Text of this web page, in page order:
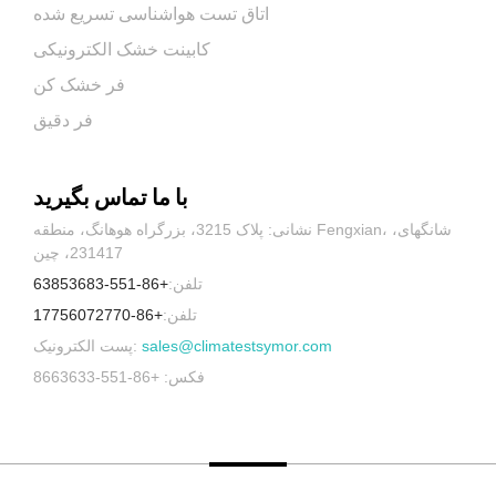
اتاق تست هواشناسی تسریع شده
کابینت خشک الکترونیکی
فر خشک کن
فر دقیق
با ما تماس بگیرید
نشانی: پلاک 3215، بزرگراه هوهانگ، منطقه Fengxian، شانگهای،
231417، چین
تلفن:+86-551-63853683
تلفن:+86-17756072770
پست الکترونیک: sales@climatestsymor.com
فکس: +86-551-8663633